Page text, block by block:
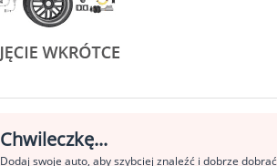
Chwileczkę...
Dodaj swoje auto, aby szybciej znaleźć i dobrze